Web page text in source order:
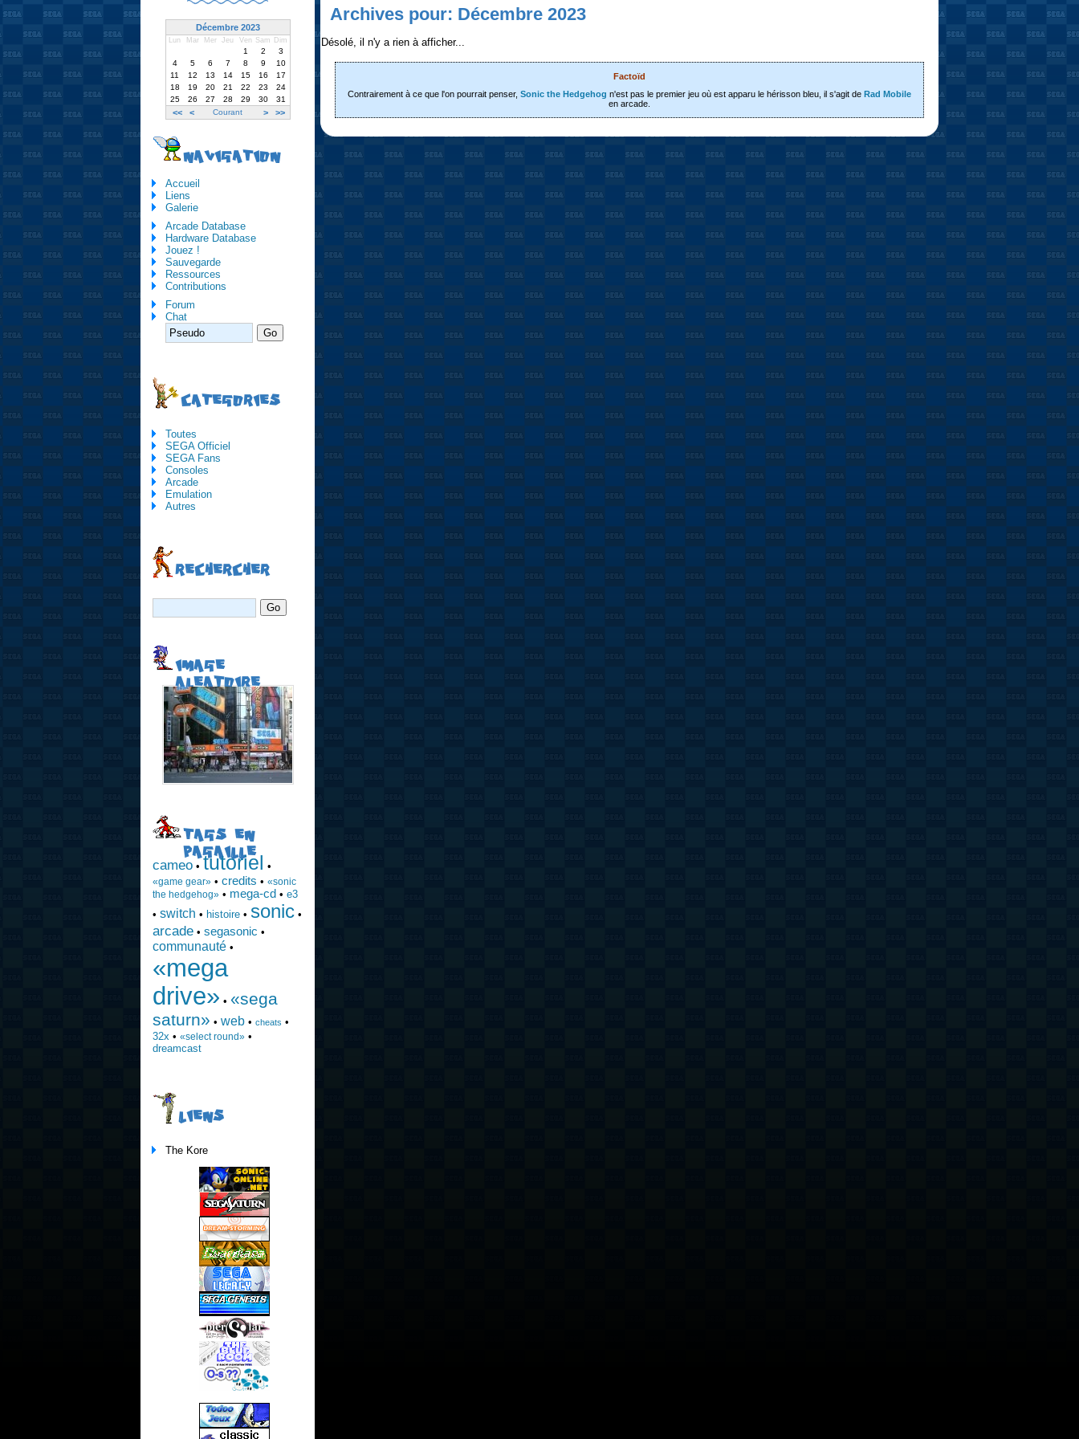
Archives pour: Décembre 2023
Désolé, il n'y a rien à afficher...
Factoïd
Contrairement à ce que l'on pourrait penser, Sonic the Hedgehog n'est pas le premier jeu où est apparu le hérisson bleu, il s'agit de Rad Mobile
en arcade.
Décembre 2023
Lun Mar Mer Jeu Ven Sam Dim
<< < Courant > >>
1 2
3
4
5 6 7 8 9
10
11
12 13 14 15 16
17
18
19 20 21 22 23
24
25
26 27 28 29 30 31
NAVIGATION
Accueil
Liens
Galerie
Arcade Database
Hardware Database
Jouez !
Sauvegarde
Ressources
Contributions
Forum
Chat
CATEGORIES
Toutes
SEGA Officiel
SEGA Fans
Consoles
Arcade
Emulation
Autres
RECHERCHER
IMAGE
ALEATOIRE
TAGS EN
PAGAILLE
cameo • tutoriel •
«game gear» •credits •«sonic
the hedgehog» • mega-cd •e3
•switch • histoire • sonic •
arcade •segasonic •
communauté •
«mega
drive» •«sega
saturn» •web •cheats •
32x •«select round» •
dreamcast
LIENS
The Kore